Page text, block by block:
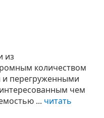
из
количеством
перегруженными
чем
... читать